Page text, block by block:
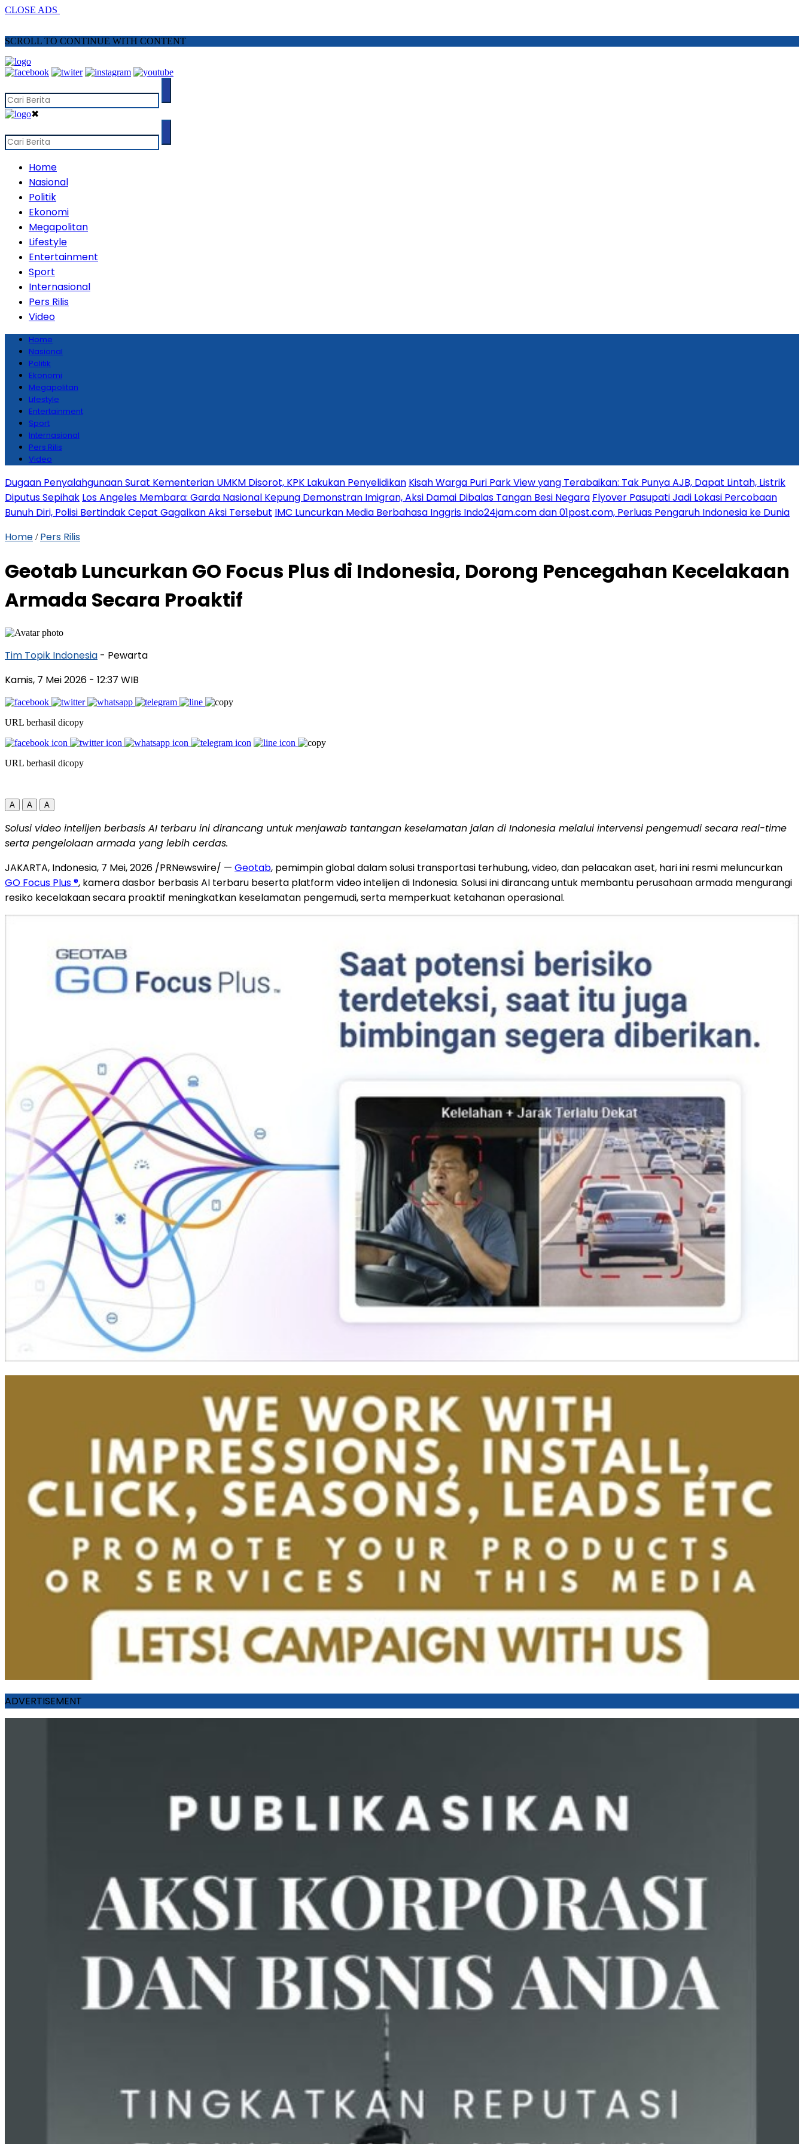
CLOSE ADS
SCROLL TO CONTINUE WITH CONTENT
✖
Home
Nasional
Politik
Ekonomi
Megapolitan
Lifestyle
Entertainment
Sport
Internasional
Pers Rilis
Video
Home
Nasional
Politik
Ekonomi
Megapolitan
Lifestyle
Entertainment
Sport
Internasional
Pers Rilis
Video
Dugaan Penyalahgunaan Surat Kementerian UMKM Disorot, KPK Lakukan Penyelidikan Kisah Warga Puri Park View yang Terabaikan: Tak Punya AJB, Dapat Lintah, Listrik
Diputus Sepihak Los Angeles Membara: Garda Nasional Kepung Demonstran Imigran, Aksi Damai Dibalas Tangan Besi Negara Flyover Pasupati Jadi Lokasi Percobaan
Bunuh Diri, Polisi Bertindak Cepat Gagalkan Aksi Tersebut IMC Luncurkan Media Berbahasa Inggris Indo24jam.com dan 01post.com, Perluas Pengaruh Indonesia ke Dunia
Home / Pers Rilis
Geotab Luncurkan GO Focus Plus di Indonesia, Dorong Pencegahan Kecelakaan
Armada Secara Proaktif
Tim Topik Indonesia - Pewarta
Kamis, 7 Mei 2026 - 12:37 WIB
URL berhasil dicopy
URL berhasil dicopy
A A A
Solusi video intelijen berbasis AI terbaru ini dirancang untuk menjawab tantangan keselamatan jalan di Indonesia melalui intervensi pengemudi secara real-time
serta pengelolaan armada yang lebih cerdas.
JAKARTA, Indonesia, 7 Mei, 2026 /PRNewswire/ — Geotab, pemimpin global dalam solusi transportasi terhubung, video, dan pelacakan aset, hari ini resmi meluncurkan
GO Focus Plus ®, kamera dasbor berbasis AI terbaru beserta platform video intelijen di Indonesia. Solusi ini dirancang untuk membantu perusahaan armada mengurangi
resiko kecelakaan secara proaktif meningkatkan keselamatan pengemudi, serta memperkuat ketahanan operasional.
ADVERTISEMENT